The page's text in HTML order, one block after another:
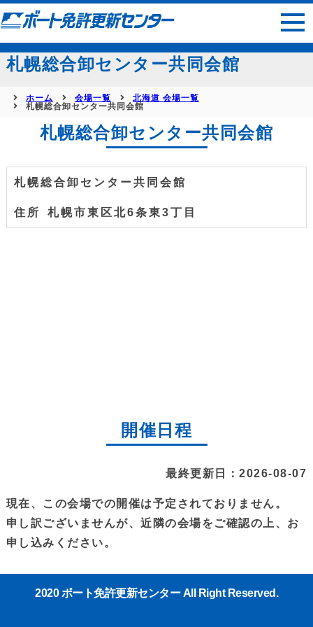
サイトマップ
札幌総合卸センター共同会館
ホーム 会場一覧
北海道 会場一覧
札幌総合卸センター共同会館
札幌総合卸センター共同会館
札幌総合卸センター共同会館
札幌市東区北6条東3丁目
開催日程
最終更新日：2026-08-07
現在、この会場での開催は予定されておりません。
申し訳ございませんが、近隣の会場をご確認の上、お
申し込みください。
2020 ボート免許更新センター All Right Reserved.